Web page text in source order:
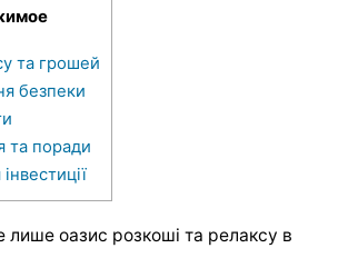
та грошей
безпеки
та поради
оазис розкоші та релаксу в